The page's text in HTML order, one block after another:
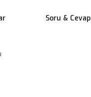
Soru & Cevap